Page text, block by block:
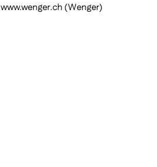
www.wenger.ch (Wenger)